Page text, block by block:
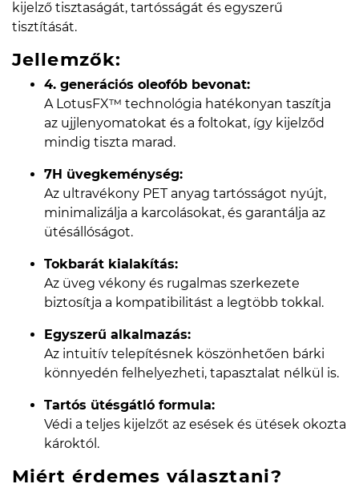
kijelző tisztaságát, tartósságát és egyszerű
tisztítását.
Jellemzők:
4. generációs oleofób bevonat:
A LotusFX™ technológia hatékonyan taszítja
az ujjlenyomatokat és a foltokat, így kijelződ
mindig tiszta marad.
7H üvegkeménység:
Az ultravékony PET anyag tartósságot nyújt,
minimalizálja a karcolásokat, és garantálja az
ütésállóságot.
Tokbarát kialakítás:
Az üveg vékony és rugalmas szerkezete
biztosítja a kompatibilitást a legtöbb tokkal.
Egyszerű alkalmazás:
Az intuitív telepítésnek köszönhetően bárki
könnyedén felhelyezheti, tapasztalat nélkül is.
Tartós ütésgátló formula:
Védi a teljes kijelzőt az esések és ütések okozta
károktól.
Miért érdemes választani?